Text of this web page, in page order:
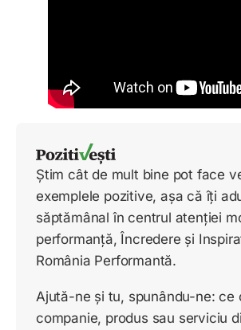
Știm cât de mult bine pot face
exemplele pozitive, așa că îți
săptămânal în centrul atenției
performanță, Încredere și
România Performantă.
Ajută-ne și tu, spunându-ne: ce
companie, produs sau serviciu